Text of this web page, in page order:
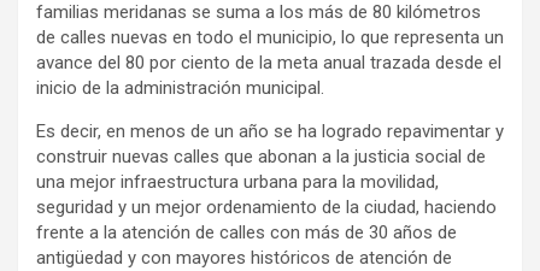
familias meridanas se suma a los más de 80 kilómetros
de calles nuevas en todo el municipio, lo que representa un
avance del 80 por ciento de la meta anual trazada desde el
inicio de la administración municipal.
Es decir, en menos de un año se ha logrado repavimentar y
construir nuevas calles que abonan a la justicia social de
una mejor infraestructura urbana para la movilidad,
seguridad y un mejor ordenamiento de la ciudad, haciendo
frente a la atención de calles con más de 30 años de
antigüedad y con mayores históricos de atención de